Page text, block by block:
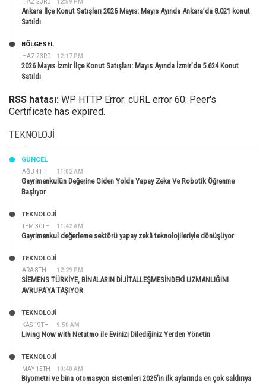
HAZ 23RD 12:59 PM
Ankara İlçe Konut Satışları 2026 Mayıs: Mayıs Ayında Ankara’da 8.021 konut
Satıldı
HAZ 23RD 12:17 PM
BÖLGESEL
2026 Mayıs İzmir İlçe Konut Satışları: Mayıs Ayında İzmir’de 5.624 Konut
Satıldı
RSS hatası: WP HTTP Error: cURL error 60: Peer's
Certificate has expired.
TEKNOLOJI
AĞU 4TH 11:02 AM
GÜNCEL
Gayrimenkulün Değerine Giden Yolda Yapay Zeka Ve Robotik Öğrenme
Başlıyor
TEM 30TH 11:42 AM
TEKNOLOJİ
Gayrimenkul değerleme sektörü yapay zekâ teknolojileriyle dönüşüyor
ARA 8TH 12:29 PM
TEKNOLOJİ
SİEMENS TÜRKİYE, BİNALARIN DİJİTALLEŞMESİNDEKİ UZMANLIĞINI
AVRUPA’YA TAŞIYOR
KAS 19TH 9:50 AM
TEKNOLOJİ
Living Now with Netatmo ile Evinizi Dilediğiniz Yerden Yönetin
MAY 15TH 10:40 AM
TEKNOLOJİ
Biyometri ve bina otomasyon sistemleri 2025’in ilk aylarında en çok saldırıya